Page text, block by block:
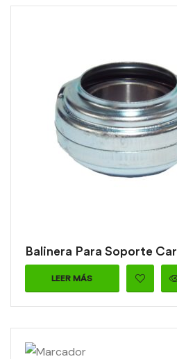
Balinera Para Soporte
LEER MÁS